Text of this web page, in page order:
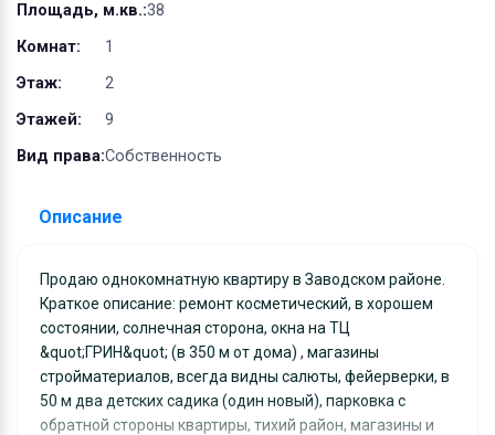
Площадь, м.кв.:38
Комнат:
1
Этаж:
2
Этажей:
9
Вид права:Собственность
Описание
Продаю однокомнатную квартиру в Заводском районе.
Краткое описание: ремонт косметический, в хорошем
состоянии, солнечная сторона, окна на ТЦ
&quot;ГРИН&quot; (в 350 м от дома) , магазины
стройматериалов, всегда видны салюты, фейерверки, в
50 м два детских садика (один новый), парковка с
обратной стороны квартиры, тихий район, магазины и